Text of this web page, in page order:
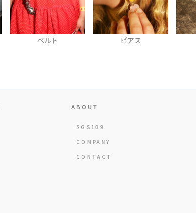
ベルト ピアス
ABOUT
SGS109
COMPANY
CONTACT